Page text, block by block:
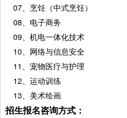
07、烹饪（中式烹饪）
08、电子商务
09、机电一体化技术
10、网络与信息安全
11、宠物医疗与护理
12、运动训练
13、美术绘画
招生报名咨询方式：